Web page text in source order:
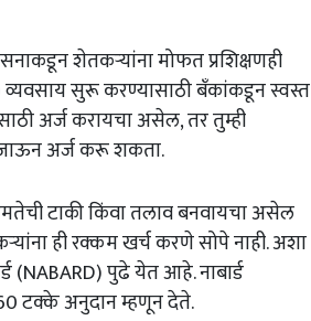
शेतकऱ्यांना मोफत प्रशिक्षणही
सुरू करण्यासाठी बँकांकडून स्वस्त
अर्ज करायचा असेल, तर तुम्ही
अर्ज करू शकता.
टाकी किंवा तलाव बनवायचा असेल
ही रक्कम खर्च करणे सोपे नाही. अशा
(NABARD) पुढे येत आहे. नाबार्ड
टक्के अनुदान म्हणून देते.